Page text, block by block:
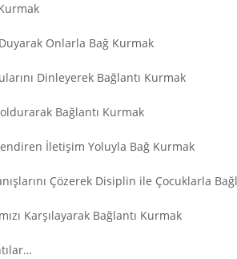
Onlarla Bağ Kurmak
Dinleyerek Bağlantı Kurmak
Bağlantı Kurmak
İletişim Yoluyla Bağ Kurmak
Çözerek Disiplin ile Çocuklarla
Karşılayarak Bağlantı Kurmak